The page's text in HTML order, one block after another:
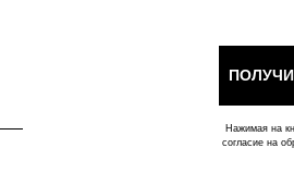
Нажимая на
согласие на